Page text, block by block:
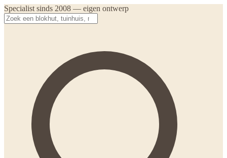
Specialist sinds 2008 — eigen ontwerp